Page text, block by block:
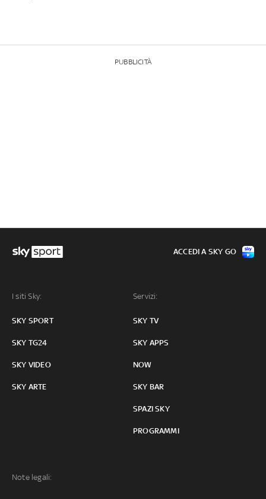
PUBBLICITÀ
I siti Sky:
SKY SPORT
SKY TG24
SKY VIDEO
SKY ARTE
Servizi:
SKY TV
SKY APPS
NOW
SKY BAR
SPAZI SKY
PROGRAMMI
Note legali:
ACCEDI A SKY GO